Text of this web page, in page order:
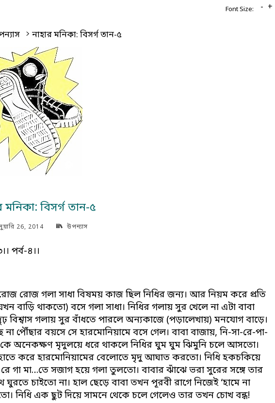
নাহার মনিকা: বিসর্গ তান-৫
মনিকা: বিসর্গ তান-৫
26, 2014 উপন্যাস
পর্ব-৪।।
রোজ গলা সাধা বিষময় কাজ ছিল নিধির জন্য। আর নিয়ম করে প্রতি
বাড়ি থাকতো) বসে গলা সাধা। নিধির গলায় সুর খেলে না এটা বাবা
বিশ্বাস গলায় সুর বাঁধতে পারলে অন্যকাজে (পড়ালেখায়) মনযোগ বাড়ে।
পৌঁছার বয়সে সে হারমোনিয়ামে বসে গেল। বাবা বাজায়, নি-সা-রে-পা-
অনেকক্ষণ মৃদুলয়ে ধরে থাকলে নিধির ঘুম ঘুম ঝিমুনি চলে আসতো।
করে হারমোনিয়ামের বেলোতে মৃদু আঘাত করতো। নিধি হকচকিয়ে
গা মা…তে সজাগ হয়ে গলা তুলতো। বাবার ঝাঁঝে ভরা সুরের সঙ্গে তার
চাইতো না। হাল ছেড়ে বাবা তখন পূরবী রাগে নিজেই ‘হামে না
নিধি এক ছুট দিয়ে সামনে থেকে চলে গেলেও তার তখন চোখ বন্ধ!
Font Size: - +